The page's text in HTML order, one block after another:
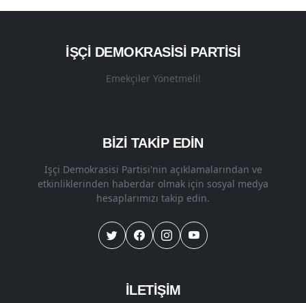
İŞÇI DEMOKRASISI PARTISI
Emekçiler Yönetmeli!
BİZİ TAKİP EDİN
İşçi Demokrasisi Partisi'nin açıklamalarından ve
etkinliklerinden haberdar olmak için sosyal medya
hesaplarımızı takip edin.
İLETİŞİM